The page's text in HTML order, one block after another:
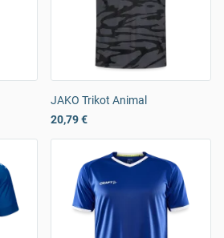
JAKO Trikot Animal
20,79 €